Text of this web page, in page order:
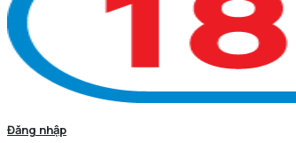
Đăng nhập